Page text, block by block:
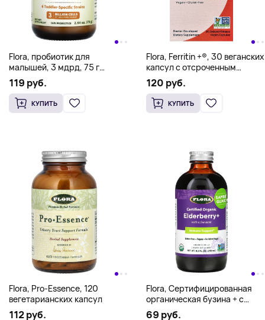
Flora, пробиотик для
малышей, 3 мдрд, 75 г
(2,64 унции)
119 руб.
КУПИТЬ
Flora, Ferritin +®, 30 веганских
капсул с отсроченным
высвобождением (20 мг в 1
капсуле)
120 руб.
КУПИТЬ
Flora, Pro-Essence, 120
вегетарианских капсул
112 руб.
Flora, Сертифицированная
органическая бузина + с
эхинацеей, поддержка
69 руб.